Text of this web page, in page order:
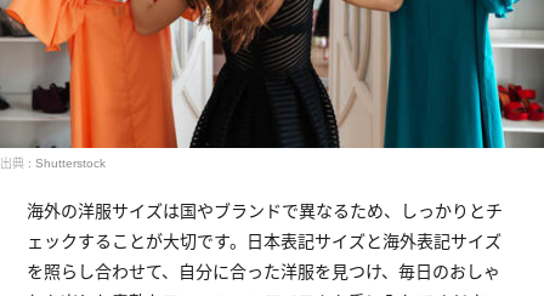
出典 : Shutterstock
海外の洋服サイズは国やブランドで異なるため、しっかりとチ
ェックすることが大切です。日本表記サイズと海外表記サイズ
を照らし合わせて、自分に合った洋服を見つけ、毎日のおしゃ